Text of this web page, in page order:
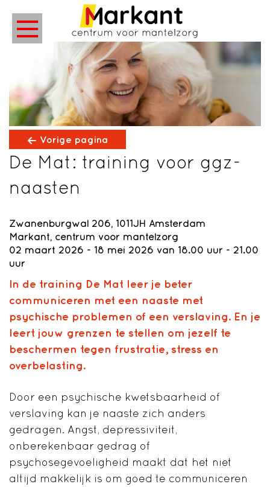
Vorige pagina
De Mat: training voor ggz-
naasten
Zwanenburgwal 206, 1011JH Amsterdam
Markant, centrum voor mantelzorg
02 maart 2026 - 18 mei 2026 van 18.00 uur - 21.00
uur
In de training De Mat leer je beter
communiceren met een naaste met
psychische problemen of een verslaving. En je
leert jouw grenzen te stellen om jezelf te
beschermen tegen frustratie, stress en
overbelasting.
Door een psychische kwetsbaarheid of
verslaving kan je naaste zich anders
gedragen. Angst, depressiviteit,
onberekenbaar gedrag of
psychosegevoeligheid maakt dat het niet
altijd makkelijk is om goed te communiceren